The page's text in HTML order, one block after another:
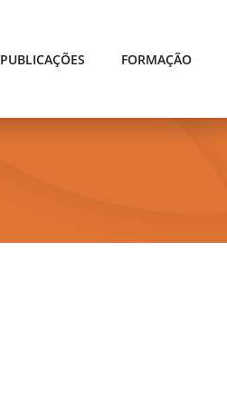
PUBLICAÇÕES FORMAÇÃO